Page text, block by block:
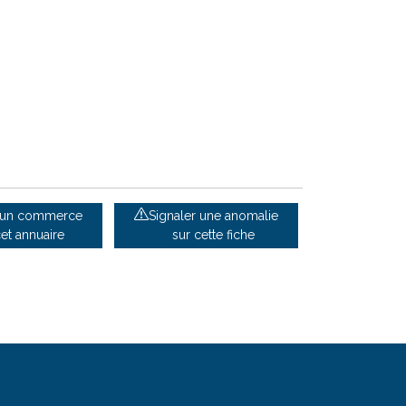
commerce
annuaire
Signaler une anomalie
sur cette fiche